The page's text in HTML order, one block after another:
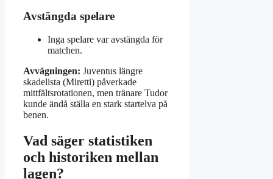
Avstängda spelare
Inga spelare var avstängda för
matchen.
Avvägningen: Juventus längre
skadelista (Miretti) påverkade
mittfältsrotationen, men tränare Tudor
kunde ändå ställa en stark startelva på
benen.
Vad säger statistiken
och historiken mellan
lagen?